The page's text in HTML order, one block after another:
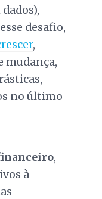
desafio,
,
mudança,
no último
,
à